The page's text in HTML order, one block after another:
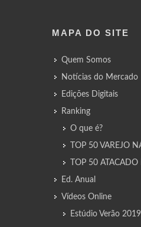
MAPA DO SITE
Quem Somos
Notícias do Mercado
Edições Digitais
Ranking
O que é?
TOP 50 VAREJO
TOP 50
Ed. Anual
Vídeos Online
Estúdio Verão 2019